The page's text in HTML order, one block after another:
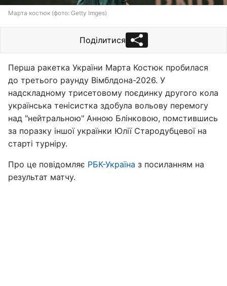
Марта костюк (фото: Getty Imges)
Поділитися
Перша ракетка України Марта Костюк пробилася
до третього раунду Вімблдона-2026. У
надскладному трисетовому поєдинку другого кола
українська тенісистка здобула вольову перемогу
над "нейтральною" Анною Блінковою, помстившись
за поразку іншої українки Юлії Стародубцевої на
старті турніру.
Про це повідомляє РБК-Україна з посиланням на
результат матчу.